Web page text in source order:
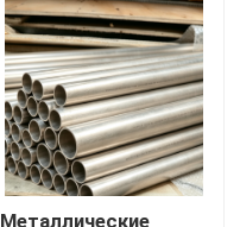
Металлические